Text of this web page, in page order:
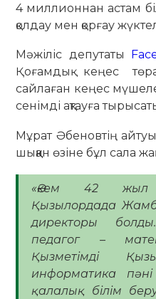
4 миллионнан астам
қолдау мен қорғау
Мәжіліс депутаты
Қоғамдық кеңес
сайлаған кеңес
сенімді ақтауға
Мұрат Әбеновтің
шыққан өзіне бұл сала
«Әкем 42 жыл
Қызылордада
директоры
педагог –
Қызметімді
информатика
қалалық білім